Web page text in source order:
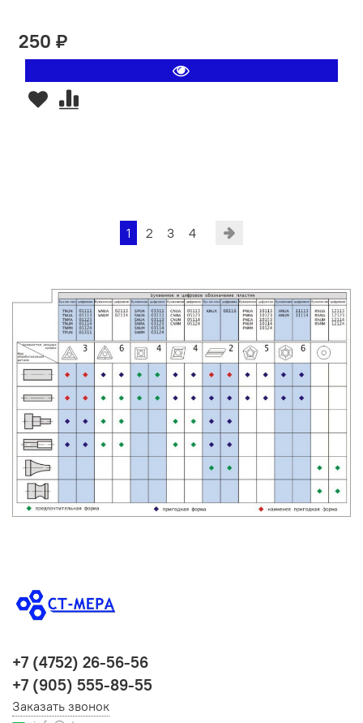
250 ₽
1 2 3 4
+7 (4752) 26-56-56
+7 (905) 555-89-55
Заказать звонок